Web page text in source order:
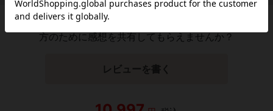
この作品にはまだレビューがありません。 今後読まれる
方のために感想を共有してもらえませんか？
レビューを書く